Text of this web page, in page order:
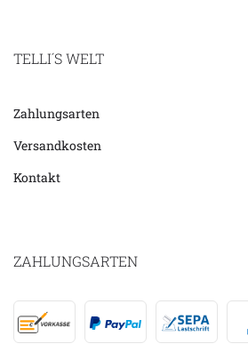
TELLI´S WELT
Zahlungsarten
Versandkosten
Kontakt
ZAHLUNGSARTEN